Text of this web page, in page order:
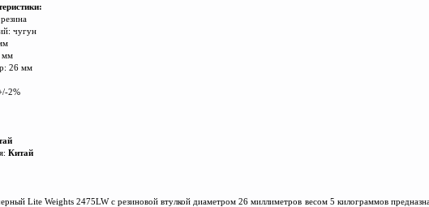
чугун
мм
26 мм
2%
Китай
Lite Weights 2475LW с резиновой втулкой диаметром 26 миллиметров весом 5 килограммов